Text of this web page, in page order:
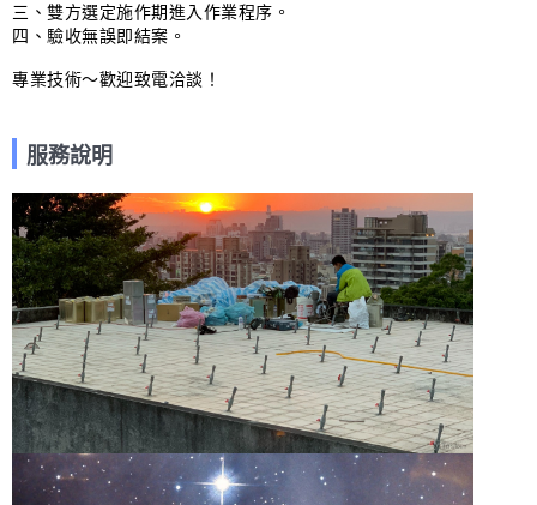
三、雙方選定施作期進入作業程序。
四、驗收無誤即結案。
專業技術～歡迎致電洽談！
服務說明